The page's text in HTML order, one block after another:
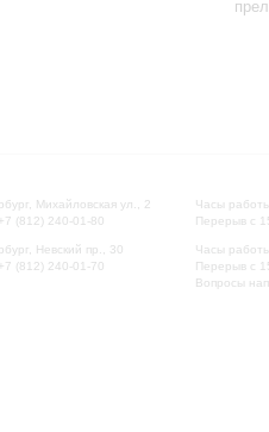
Михайловская ул., 2
(812) 240-01-80
Невский пр., 30
(812) 240-01-70
Часы
Перерыв с
Часы
Перерыв с
Вопросы